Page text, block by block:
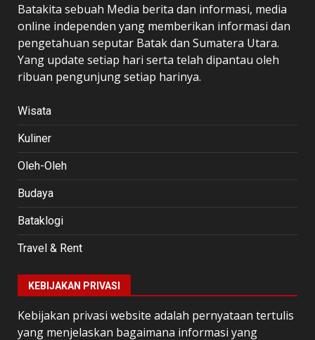
Batakita sebuah Media berita dan informasi, media
online independen yang memberikan informasi dan
pengetahuan seputar Batak dan Sumatera Utara.
Yang update setiap hari serta telah dipantau oleh
ribuan pengunjung setiap harinya.
Wisata
Kuliner
Oleh-Oleh
Budaya
Bataklogi
Travel & Rent
KEBIJAKAN PRIVASI
Kebijakan privasi website adalah pernyataan tertulis
yang menjelaskan bagaimana informasi yang